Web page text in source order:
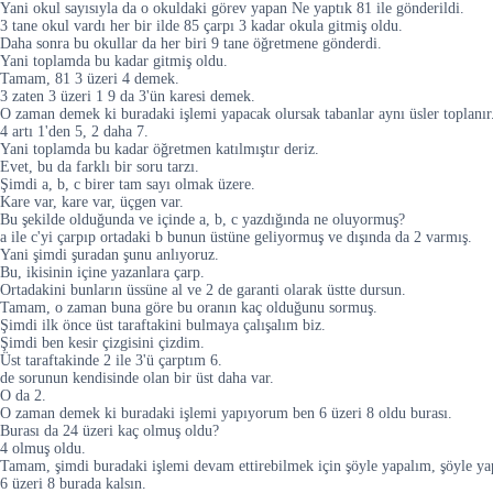
Yani okul sayısıyla da o okuldaki görev yapan Ne yaptık 81 ile gönderildi.
3 tane okul vardı her bir ilde 85 çarpı 3 kadar okula gitmiş oldu.
Daha sonra bu okullar da her biri 9 tane öğretmene gönderdi.
Yani toplamda bu kadar gitmiş oldu.
Tamam, 81 3 üzeri 4 demek.
3 zaten 3 üzeri 1 9 da 3'ün karesi demek.
O zaman demek ki buradaki işlemi yapacak olursak tabanlar aynı üsler toplanır.
4 artı 1'den 5, 2 daha 7.
Yani toplamda bu kadar öğretmen katılmıştır deriz.
Evet, bu da farklı bir soru tarzı.
Şimdi a, b, c birer tam sayı olmak üzere.
Kare var, kare var, üçgen var.
Bu şekilde olduğunda ve içinde a, b, c yazdığında ne oluyormuş?
a ile c'yi çarpıp ortadaki b bunun üstüne geliyormuş ve dışında da 2 varmış.
Yani şimdi şuradan şunu anlıyoruz.
Bu, ikisinin içine yazanlara çarp.
Ortadakini bunların üssüne al ve 2 de garanti olarak üstte dursun.
Tamam, o zaman buna göre bu oranın kaç olduğunu sormuş.
Şimdi ilk önce üst taraftakini bulmaya çalışalım biz.
Şimdi ben kesir çizgisini çizdim.
Üst taraftakinde 2 ile 3'ü çarptım 6.
de sorunun kendisinde olan bir üst daha var.
O da 2.
O zaman demek ki buradaki işlemi yapıyorum ben 6 üzeri 8 oldu burası.
Burası da 24 üzeri kaç olmuş oldu?
4 olmuş oldu.
Tamam, şimdi buradaki işlemi devam ettirebilmek için şöyle yapalım, şöyle
6 üzeri 8 burada kalsın.